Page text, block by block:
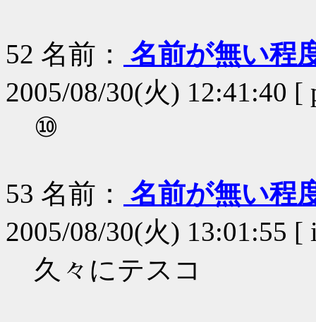
52 名前：
名前が無い程
2005/08/30(火) 12:41:40 [
⑩
53 名前：
名前が無い程
2005/08/30(火) 13:01:55 [
久々にテスコ